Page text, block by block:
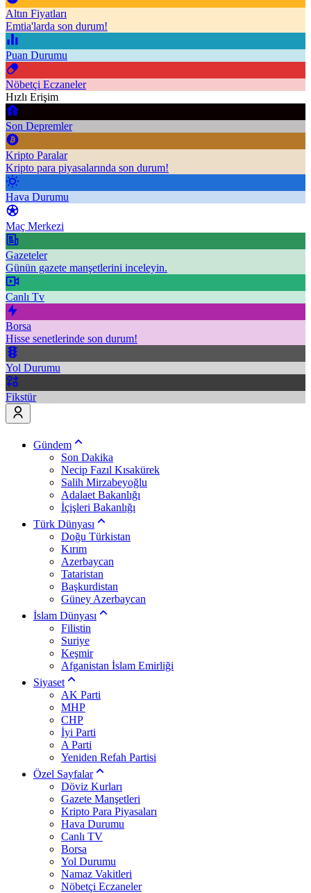
Altın Fiyatları
Emtia'larda son durum!
Puan Durumu
Nöbetçi Eczaneler
Hızlı Erişim
Son Depremler
Kripto Paralar
Kripto para piyasalarında son durum!
Hava Durumu
Maç Merkezi
Gazeteler
Günün gazete manşetlerini inceleyin.
Canlı Tv
Borsa
Hisse senetlerinde son durum!
Yol Durumu
Fikstür
Gündem
Son Dakika
Necip Fazıl Kısakürek
Salih Mirzabeyoğlu
Adalaet Bakanlığı
İçişleri Bakanlığı
Türk Dünyası
Doğu Türkistan
Kırım
Azerbaycan
Tataristan
Başkurdistan
Güney Azerbaycan
İslam Dünyası
Filistin
Suriye
Keşmir
Afganistan İslam Emirliği
Siyaset
AK Parti
MHP
CHP
İyi Parti
A Parti
Yeniden Refah Partisi
Özel Sayfalar
Döviz Kurları
Gazete Manşetleri
Kripto Para Piyasaları
Hava Durumu
Canlı TV
Borsa
Yol Durumu
Namaz Vakitleri
Nöbetçi Eczaneler